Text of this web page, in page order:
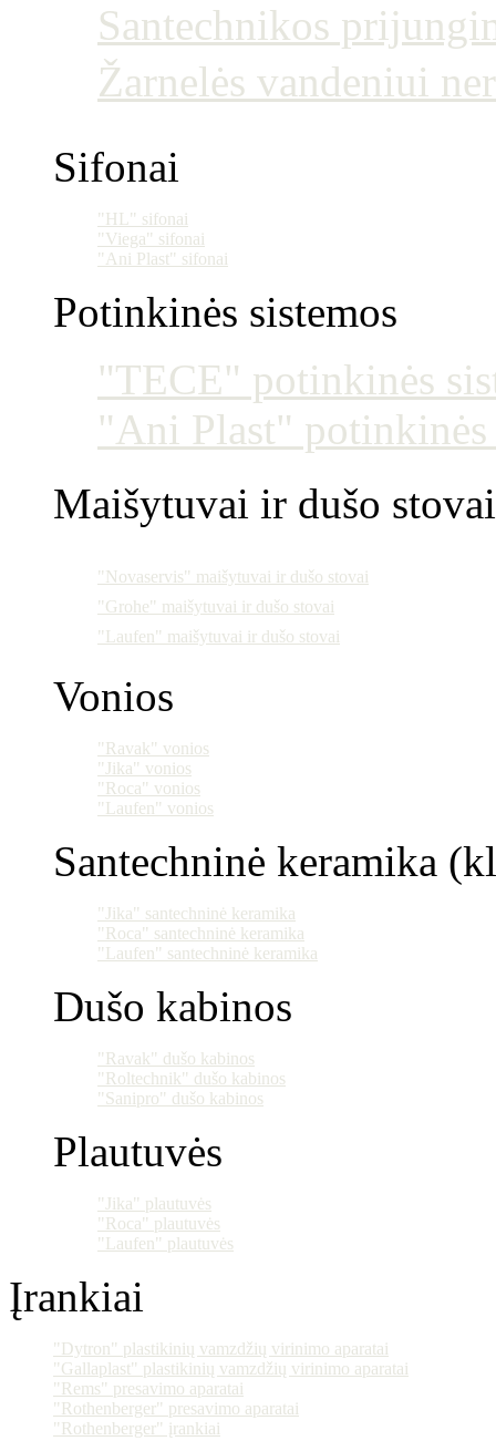
Santechnikos
Žarnelės vandeniui
Sifonai
"HL" sifonai
"Viega" sifonai
"Ani Plast" sifonai
Potinkinės sistemos
"TECE" potinkinės
"Ani Plast" potinkinės
Maišytuvai ir dušo stovai
"Novaservis" maišytuvai ir dušo stovai
"Grohe" maišytuvai ir dušo stovai
"Laufen" maišytuvai ir dušo stovai
Vonios
"Ravak" vonios
"Jika" vonios
"Roca" vonios
"Laufen" vonios
Santechninė keramika
"Jika" santechninė keramika
"Roca" santechninė keramika
"Laufen" santechninė keramika
Dušo kabinos
"Ravak" dušo kabinos
"Roltechnik" dušo kabinos
"Sanipro" dušo kabinos
Plautuvės
"Jika" plautuvės
"Roca" plautuvės
"Laufen" plautuvės
Įrankiai
"Dytron" plastikinių vamzdžių virinimo aparatai
"Gallaplast" plastikinių vamzdžių virinimo aparatai
"Rems" presavimo aparatai
"Rothenberger" presavimo aparatai
"Rothenberger" įrankiai